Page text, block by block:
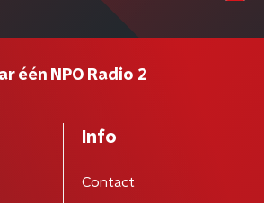
één NPO Radio 2
Info
Contact